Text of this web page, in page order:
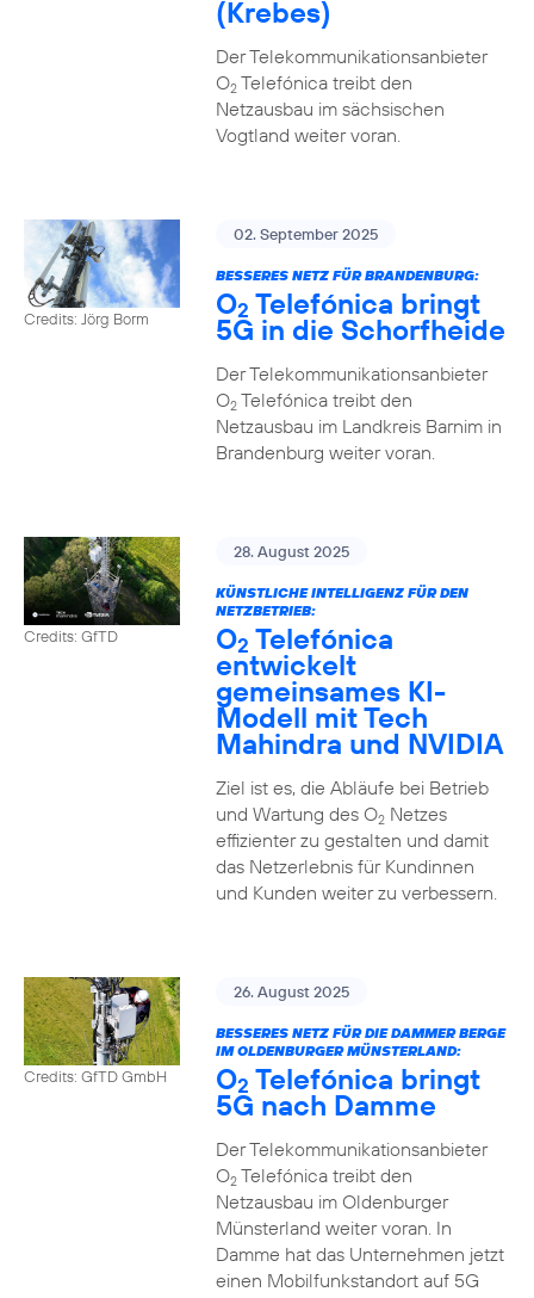
(Krebes)
Der Telekommunikationsanbieter
O2Telefónica treibt den
Netzausbau im sächsischen
Vogtland weiter voran.
Credits: Jörg Borm
02. September 2025
BESSERES NETZ FÜR BRANDENBURG:
O2 Telefónica bringt
5G in die Schorfheide
Der Telekommunikationsanbieter
O2Telefónica treibt den
Netzausbau im Landkreis Barnim in
Brandenburg weiter voran.
Credits: GfTD
28. August 2025
KÜNSTLICHE INTELLIGENZ FÜR DEN
NETZBETRIEB:
O2 Telefónica
entwickelt
gemeinsames KI-
Modell mit Tech
Mahindra und NVIDIA
Ziel ist es, die Abläufe bei Betrieb
und Wartung des O2Netzes
effizienter zu gestalten und damit
das Netzerlebnis für Kundinnen
und Kunden weiter zu verbessern.
Credits: GfTD GmbH
26. August 2025
BESSERES NETZ FÜR DIE DAMMER BERGE
IM OLDENBURGER MÜNSTERLAND:
O2 Telefónica bringt
5G nach Damme
Der Telekommunikationsanbieter
O2Telefónica treibt den
Netzausbau im Oldenburger
Münsterland weiter voran. In
Damme hat das Unternehmen jetzt
einen Mobilfunkstandort auf 5G